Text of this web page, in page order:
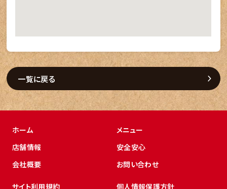
一覧に戻る
ホーム
メニュー
店舗情報
安全安心
会社概要
お問い合わせ
サイト利用規約 個人情報保護方針